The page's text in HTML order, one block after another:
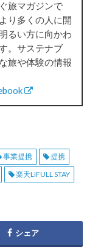
旅マガジンで
り多くの人に開
るい方に向かわ
。サステナブ
旅や体験の情報
事業提携
提携
楽天LIFULL STAY
シェア